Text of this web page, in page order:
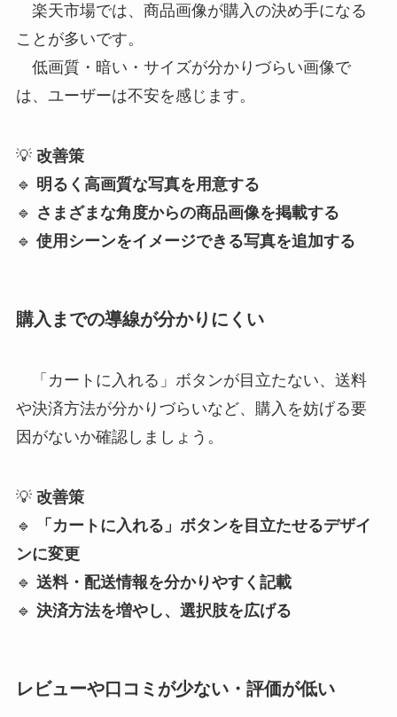
楽天市場では、商品画像が購入の決め手になる
ことが多いです。
低画質・暗い・サイズが分かりづらい画像で
は、ユーザーは不安を感じます。
💡 改善策
🔹 明るく高画質な写真を用意する
🔹 さまざまな角度からの商品画像を掲載する
🔹 使用シーンをイメージできる写真を追加する
購入までの導線が分かりにくい
「カートに入れる」ボタンが目立たない、送料
や決済方法が分かりづらいなど、購入を妨げる要
因がないか確認しましょう。
💡 改善策
🔹
「カートに入れる」ボタンを目立たせるデザイ
ンに変更
🔹 送料・配送情報を分かりやすく記載
🔹 決済方法を増やし、選択肢を広げる
レビューや口コミが少ない・評価が低い